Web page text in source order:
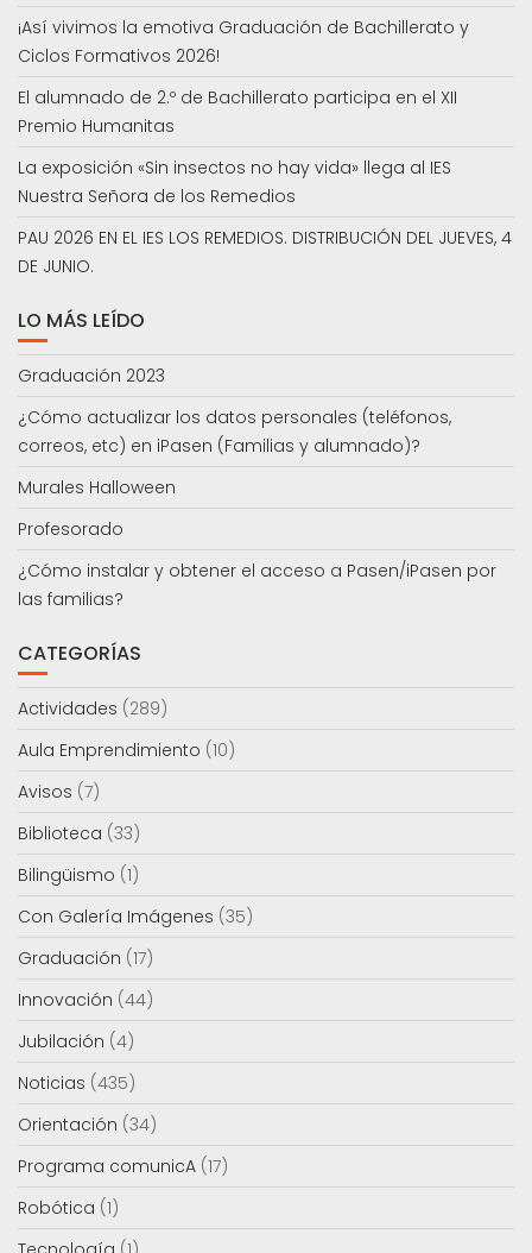
¡Así vivimos la emotiva Graduación de Bachillerato y
Ciclos Formativos 2026!
El alumnado de 2.º de Bachillerato participa en el XII
Premio Humanitas
La exposición «Sin insectos no hay vida» llega al IES
Nuestra Señora de los Remedios
PAU 2026 EN EL IES LOS REMEDIOS. DISTRIBUCIÓN DEL JUEVES, 4
DE JUNIO.
LO MÁS LEÍDO
Graduación 2023
¿Cómo actualizar los datos personales (teléfonos,
correos, etc) en iPasen (Familias y alumnado)?
Murales Halloween
Profesorado
¿Cómo instalar y obtener el acceso a Pasen/iPasen por
las familias?
CATEGORÍAS
Actividades (289)
Aula Emprendimiento (10)
Avisos (7)
Biblioteca (33)
Bilingüismo (1)
Con Galería Imágenes (35)
Graduación (17)
Innovación (44)
Jubilación (4)
Noticias (435)
Orientación (34)
Programa comunicA (17)
Robótica (1)